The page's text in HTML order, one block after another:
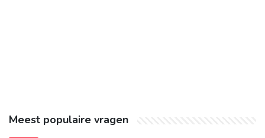
Meest populaire vragen